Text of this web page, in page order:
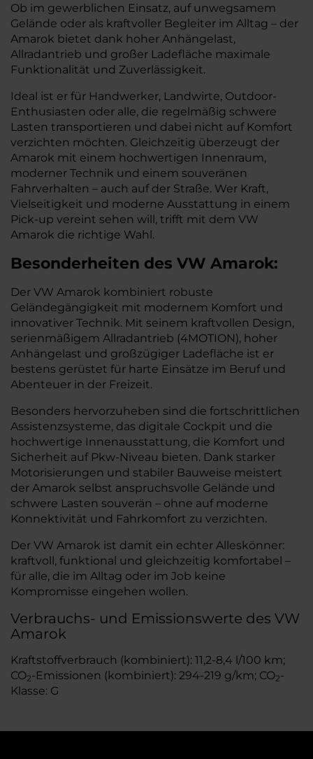
Ob im gewerblichen Einsatz, auf unwegsamem
Gelände oder als kraftvoller Begleiter im Alltag – der
Amarok bietet dank hoher Anhängelast,
Allradantrieb und großer Ladefläche maximale
Funktionalität und Zuverlässigkeit.
Ideal ist er für Handwerker, Landwirte, Outdoor-
Enthusiasten oder alle, die regelmäßig schwere
Lasten transportieren und dabei nicht auf Komfort
verzichten möchten. Gleichzeitig überzeugt der
Amarok mit einem hochwertigen Innenraum,
moderner Technik und einem souveränen
Fahrverhalten – auch auf der Straße. Wer Kraft,
Vielseitigkeit und moderne Ausstattung in einem
Pick-up vereint sehen will, trifft mit dem VW
Amarok die richtige Wahl.
Besonderheiten des VW Amarok:
Der VW Amarok kombiniert robuste
Geländegängigkeit mit modernem Komfort und
innovativer Technik. Mit seinem kraftvollen Design,
serienmäßigem Allradantrieb (4MOTION), hoher
Anhängelast und großzügiger Ladefläche ist er
bestens gerüstet für harte Einsätze im Beruf und
Abenteuer in der Freizeit.
Besonders hervorzuheben sind die fortschrittlichen
Assistenzsysteme, das digitale Cockpit und die
hochwertige Innenausstattung, die Komfort und
Sicherheit auf Pkw-Niveau bieten. Dank starker
Motorisierungen und stabiler Bauweise meistert
der Amarok selbst anspruchsvolle Gelände und
schwere Lasten souverän – ohne auf moderne
Konnektivität und Fahrkomfort zu verzichten.
Der VW Amarok ist damit ein echter Alleskönner:
kraftvoll, funktional und gleichzeitig komfortabel –
für alle, die im Alltag oder im Job keine
Kompromisse eingehen wollen.
Verbrauchs- und Emissionswerte des VW
Amarok
Kraftstoffverbrauch (kombiniert): 11,2-8,4 l/100 km;
CO2-Emissionen (kombiniert): 294-219 g/km; CO2-
Klasse: G